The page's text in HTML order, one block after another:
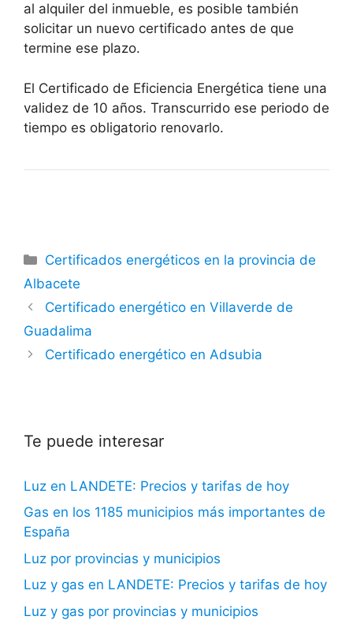
al alquiler del inmueble, es posible también
solicitar un nuevo certificado antes de que
termine ese plazo.
El Certificado de Eficiencia Energética tiene una
validez de 10 años. Transcurrido ese periodo de
tiempo es obligatorio renovarlo.
Categorías
Certificados energéticos en la provincia de
Albacete
Certificado energético en Villaverde de
Guadalima
Certificado energético en Adsubia
Te puede interesar
Luz en LANDETE: Precios y tarifas de hoy
Gas en los 1185 municipios más importantes de
España
Luz por provincias y municipios
Luz y gas en LANDETE: Precios y tarifas de hoy
Luz y gas por provincias y municipios